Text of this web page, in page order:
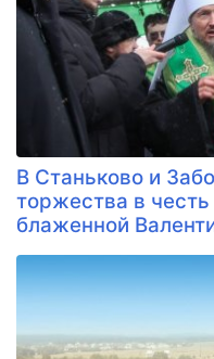
В Станьково и
торжества в
блаженной